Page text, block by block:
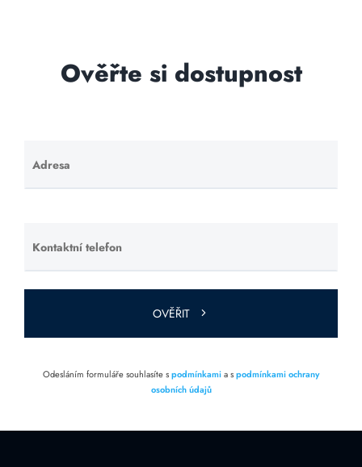
Ověřte si dostupnost
Adresa
Ponechte
toto pole
Kontaktní telefon
Ponechte
toto pole
prázdné.
OVĚŘIT
Odesláním formuláře souhlasíte spodmínkamia spodmínkami ochrany
osobních údajů